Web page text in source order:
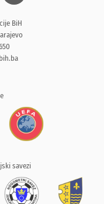
BiH
savezi